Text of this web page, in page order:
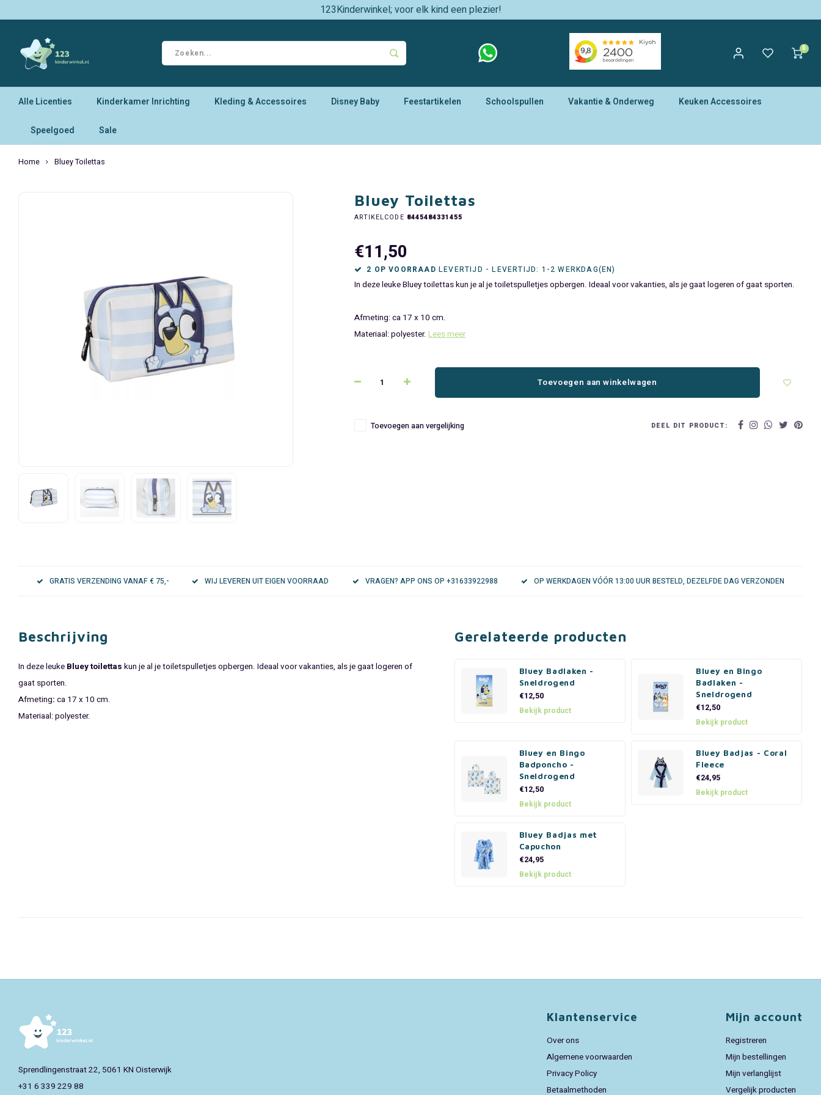
123Kinderwinkel; voor elk kind een plezier!
0
Alle Licenties Kinderkamer Inrichting Kleding & Accessoires Disney Baby Feestartikelen Schoolspullen Vakantie & Onderweg Keuken Accessoires
Speelgoed Sale
Home Bluey Toilettas
Bluey Toilettas
ARTIKELCODE 8445484331455
€11,50
2 OP VOORRAAD LEVERTIJD - LEVERTIJD: 1-2 WERKDAG(EN)
In deze leuke Bluey toilettas kun je al je toiletspulletjes opbergen. Ideaal voor vakanties, als je gaat logeren of gaat sporten.
Afmeting: ca 17 x 10 cm.
Materiaal: polyester. Lees meer
Toevoegen aan winkelwagen
Toevoegen aan vergelijking DEEL DIT PRODUCT:
GRATIS VERZENDING VANAF € 75,- WIJ LEVEREN UIT EIGEN VOORRAAD VRAGEN? APP ONS OP +31633922988 OP WERKDAGEN VÓÓR 13:00 UUR BESTELD, DEZELFDE DAG VERZONDEN
Beschrijving
In deze leuke Bluey toilettas kun je al je toiletspulletjes opbergen. Ideaal voor vakanties, als je gaat logeren of
gaat sporten.
Afmeting: ca 17 x 10 cm.
Materiaal: polyester.
Gerelateerde producten
Bluey Badlaken -
Sneldrogend
€12,50
Bekijk product
Bluey en Bingo
Badlaken -
Sneldrogend
€12,50
Bekijk product
Bluey en Bingo
Badponcho -
Sneldrogend
€12,50
Bekijk product
Bluey Badjas - Coral
Fleece
€24,95
Bekijk product
Bluey Badjas met
Capuchon
€24,95
Bekijk product
Sprendlingenstraat 22, 5061 KN Oisterwijk
+31 6 339 229 88
Klantenservice
Over ons
Algemene voorwaarden
Privacy Policy
Betaalmethoden
Mijn account
Registreren
Mijn bestellingen
Mijn verlanglijst
Vergelijk producten